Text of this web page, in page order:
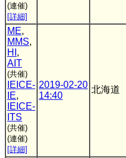
(連催)
[詳細]
ME,
MMS,
HI ,
AIT
(共催)
IEICE-
IE,
IEICE-
ITS
(共催)
(連催)
[詳細]
2019-02-20
14:40
北海道